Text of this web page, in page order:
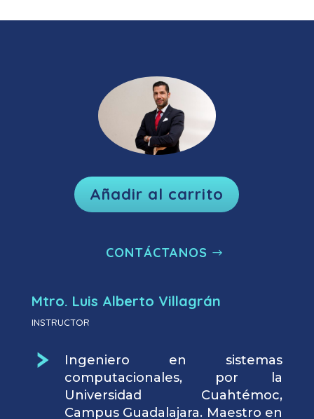
Añadir al carrito
CONTÁCTANOS
Mtro. Luis Alberto Villagrán
INSTRUCTOR
Ingeniero en sistemas
computacionales, por la
Universidad Cuahtémoc,
Campus Guadalajara. Maestro en